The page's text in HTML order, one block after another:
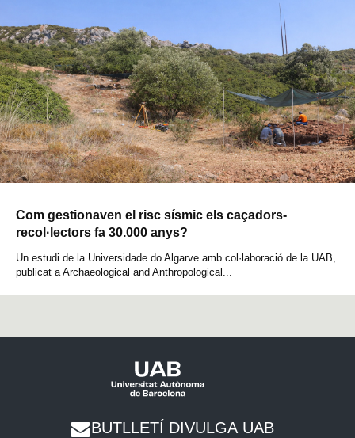
Com gestionaven el risc sísmic els caçadors-
recol·lectors fa 30.000 anys?
Un estudi de la Universidade do Algarve amb col·laboració de la UAB,
publicat a Archaeological and Anthropological...
BUTLLETÍ DIVULGA UAB